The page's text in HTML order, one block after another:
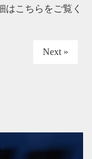
はこちらをご覧く
Next »